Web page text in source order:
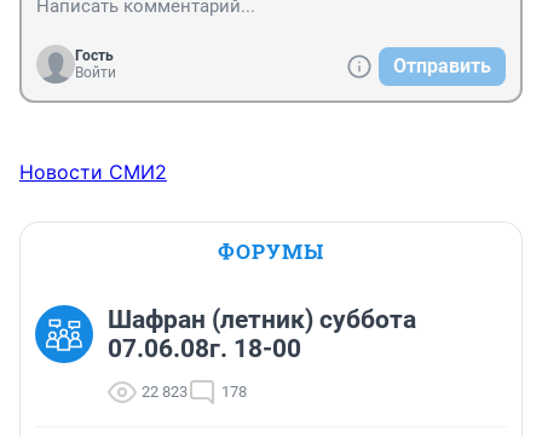
Гость
Войти
Отправить
Новости СМИ2
ФОРУМЫ
Шафран (летник) суббота
07.06.08г. 18-00
22 823 178